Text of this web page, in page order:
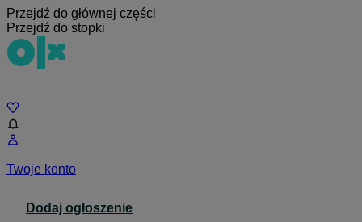
Przejdź do głównej części
Przejdź do stopki
Twoje konto
Dodaj ogłoszenie